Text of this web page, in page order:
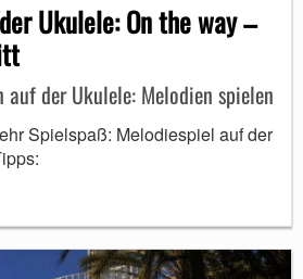
Ukulele: On the way –
auf der Ukulele: Melodien spielen
Spielspaß: Melodiespiel auf der